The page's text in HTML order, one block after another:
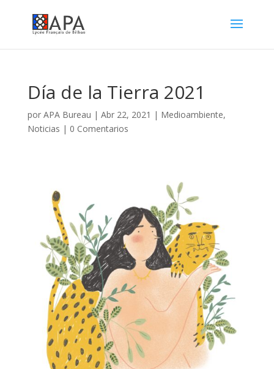
Día de la Tierra 2021
por APA Bureau | Abr 22, 2021 | Medioambiente,
Noticias | 0 Comentarios